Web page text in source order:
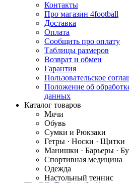
Контакты
Про магазин 4football
Доставка
Оплата
Сообщить про оплату
Таблицы размеров
Возврат и обмен
Гарантия
Пользовательское
Положение об
данных
Каталог товаров
Мячи
Обувь
Сумки и Рюкзаки
Гетры · Носки · Щитки
Манишки · Барьеры ·
Спортивная медицина
Одежда
Настольный теннис